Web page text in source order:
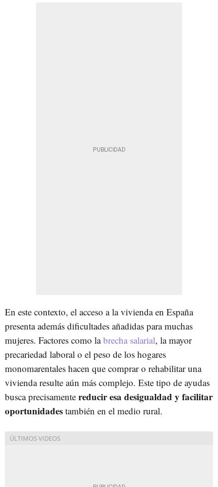
En este contexto, el acceso a la vivienda en España
presenta además dificultades añadidas para muchas
mujeres. Factores como labrecha salarial, la mayor
precariedad laboral o el peso de los hogares
monomarentales hacen que comprar o rehabilitar una
vivienda resulte aún más complejo. Este tipo de ayudas
busca precisamente reducir esa desigualdad y facilitar
oportunidades también en el medio rural.